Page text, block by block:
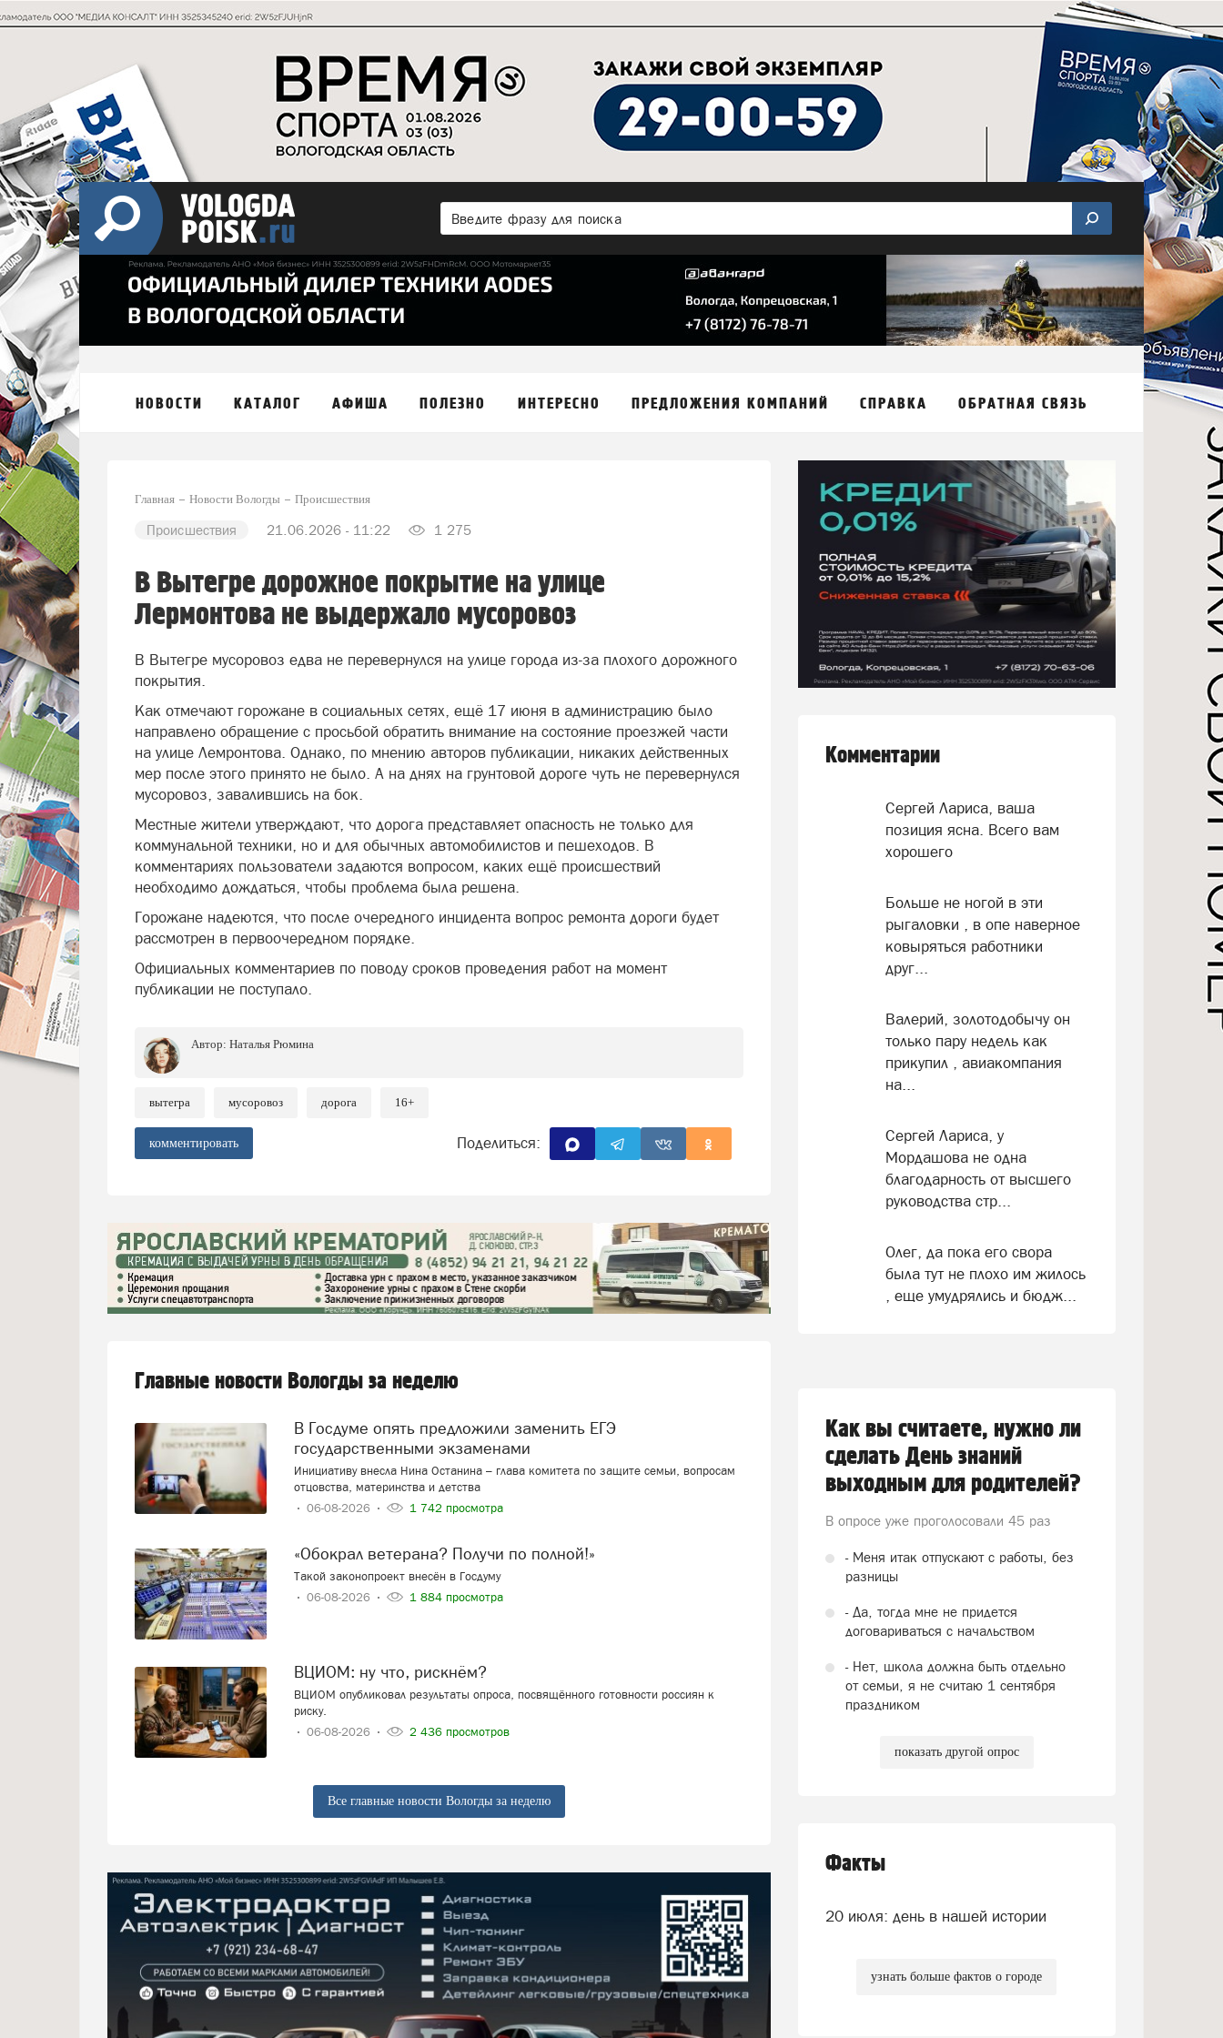
НОВОСТИ КАТАЛОГ АФИША ПОЛЕЗНО ИНТЕРЕСНО ПРЕДЛОЖЕНИЯ КОМПАНИЙ СПРАВКА ОБРАТНАЯ СВЯЗЬ
Главная Новости Вологды Происшествия
Происшествия 21.06.2026 - 11:22 1 275
В Вытегре дорожное покрытие на улице
Лермонтова не выдержало мусоровоз
В Вытегре мусоровоз едва не перевернулся на улице города из-за плохого дорожного
покрытия.
Как отмечают горожане в социальных сетях, ещё 17 июня в администрацию было
направлено обращение с просьбой обратить внимание на состояние проезжей части
на улице Лемронтова. Однако, по мнению авторов публикации, никаких действенных
мер после этого принято не было. А на днях на грунтовой дороге чуть не перевернулся
мусоровоз, завалившись на бок.
Местные жители утверждают, что дорога представляет опасность не только для
коммунальной техники, но и для обычных автомобилистов и пешеходов. В
комментариях пользователи задаются вопросом, каких ещё происшествий
необходимо дождаться, чтобы проблема была решена.
Горожане надеются, что после очередного инцидента вопрос ремонта дороги будет
рассмотрен в первоочередном порядке.
Официальных комментариев по поводу сроков проведения работ на момент
публикации не поступало.
Автор: Наталья Рюмина
вытегра мусоровоз дорога 16+
комментировать Поделиться:
Главные новости Вологды за неделю
В Госдуме опять предложили заменить ЕГЭ
государственными экзаменами
Инициативу внесла Нина Останина – глава комитета по защите семьи, вопросам
отцовства, материнства и детства
06-08-2026
1 742 просмотра
«Обокрал ветерана? Получи по полной!»
Такой законопроект внесён в Госдуму
06-08-2026
1 884 просмотра
ВЦИОМ: ну что, рискнём?
ВЦИОМ опубликовал результаты опроса, посвящённого готовности россиян к
риску.
06-08-2026
2 436 просмотров
Все главные новости Вологды за неделю
Комментарии
Сергей Лариса, ваша
позиция ясна. Всего вам
хорошего
Больше не ногой в эти
рыгаловки , в опе наверное
ковыряться работники
друг...
Валерий, золотодобычу он
только пару недель как
прикупил , авиакомпания
на...
Сергей Лариса, у
Мордашова не одна
благодарность от высшего
руководства стр...
Олег, да пока его свора
была тут не плохо им жилось
, еще умудрялись и бюдж...
Как вы считаете, нужно ли
сделать День знаний
выходным для родителей?
В опросе уже проголосовали 45 раз
- Меня итак отпускают с работы, без
разницы
- Да, тогда мне не придется
договариваться с начальством
- Нет, школа должна быть отдельно
от семьи, я не считаю 1 сентября
праздником
показать другой опрос
Факты
20 июля: день в нашей истории
узнать больше фактов о городе